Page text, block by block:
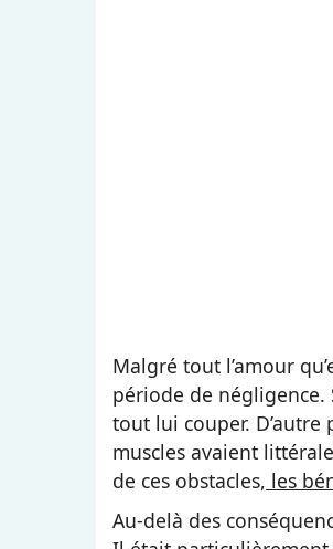
Malgré tout l’amour
période de
tout lui couper.
muscles avaient
de ces obstacles, les
Au-delà des